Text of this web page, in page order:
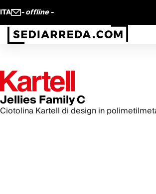
ITA - offline -
Jellies Family C
Ciotolina Kartell di design in